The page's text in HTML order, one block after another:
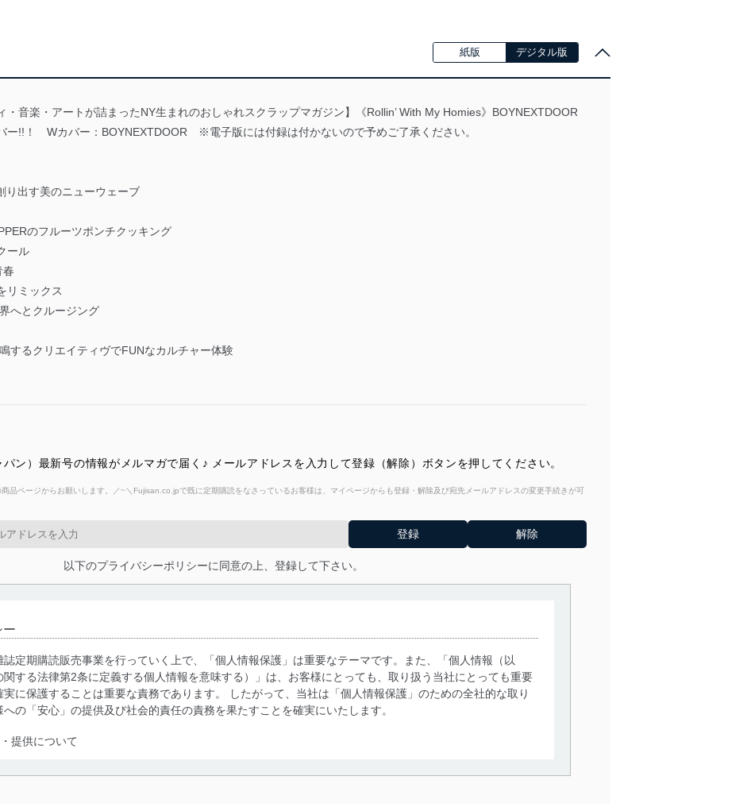
紙版 デジタル版
・音楽・アートが詰まったNY生まれのおしゃれスクラップマガジン】《Rollin’ With My Homies》BOYNEXTDOOR
ー!!！ Wカバー：BOYNEXTDOOR ※電子版には付録は付かないので予めご了承ください。
り出す美のニューウェーブ
のフルーツポンチクッキング
ール
春
リミックス
へとクルージング
するクリエイティヴでFUNなカルチャー体験
ン）最新号の情報がメルマガで届く♪ メールアドレスを入力して登録（解除）ボタンを押してください。
ページからお願いします。／~＼Fujisan.co.jpで既に定期購読をなさっているお客様は、マイページからも登録・解除及び宛先メールアドレスの変更手続きが可
以下のプライバシーポリシーに同意の上、登録して下さい。
ー
定期購読販売事業を行っていく上で、「個人情報保護」は重要なテーマです。また、「個人情報（以
する法律第2条に定義する個人情報を意味する）」は、お客様にとっても、取り扱う当社にとっても重要
に保護することは重要な責務であります。 したがって、当社は「個人情報保護」のための全社的な取り
の「安心」の提供及び社会的責任の責務を果たすことを確実にいたします。
提供について
・利用・提供に際して、その利用目的を明確にし、本人の同意を得たうえで利用目的の達成に必要な範